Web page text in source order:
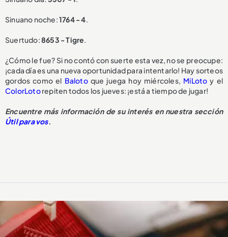
Sinuano noche:1764 - 4.
Suertudo:8653 - Tigre.
¿Cómo le fue? Si no contó con suerte esta vez, no se preocupe:
¡cada día es una nueva oportunidad para intentarlo! Hay sorteos
gordos como el Balotoque juega hoy miércoles, MiLoto y el
ColorLotorepiten todos los jueves: ¡está a tiempo de jugar!
Encuentre más información de su interés en nuestra sección
Útil para vos.